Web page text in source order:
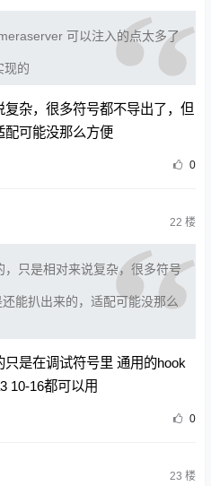
可以注入的点太多了
现的
复杂，很多符号都不导出了，但
配可能没那么方便
0
22 楼
，只是相对来说复杂，很多符号
能扒出来的，适配可能没那么
是在调试符号里 通用的hook
10-16都可以用
0
23 楼